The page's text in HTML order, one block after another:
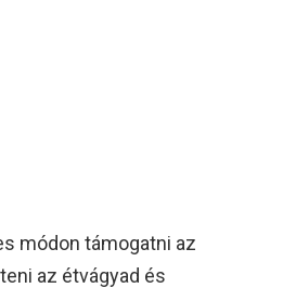
módon támogatni az
az étvágyad és